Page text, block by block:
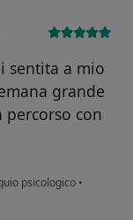
sentita a mio
grande
con
psicologico •